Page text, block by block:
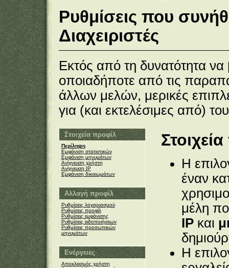
Ρυθμίσεις που
Διαχειριστές
Εκτός από τη δυνατότητα
οποιαδήποτε από τις
άλλων μελών, μερικές
για (και εκτελέσιμες από)
Στοιχεία προφίλ
Περίληψη
Εμφάνιση στατιστικών
Εμφάνιση μηνυμάτων
Ανίχνευση χρήστη
Ανίχνευση IP
Εμφάνιση δικαιωμάτων
Αλλαγή προφίλ
Ρυθμίσεις λογαριασμού
Ρυθμίσεις προφίλ
Ρυθμίσεις εμφάνισης
Ρυθμίσεις ειδοποιήσεων
Ρυθμίσεις προσωπικών
μηνυμάτων
Ενέργειες
Αποκλεισμός χρήστη
Η
έναν
μέλη
IPκαι
Η